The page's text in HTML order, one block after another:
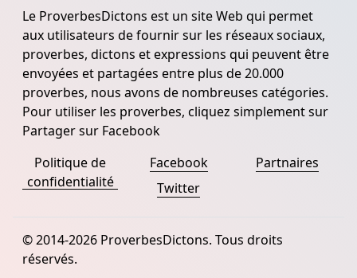
Le ProverbesDictons est un site Web qui permet
aux utilisateurs de fournir sur les réseaux sociaux,
proverbes, dictons et expressions qui peuvent être
envoyées et partagées entre plus de 20.000
proverbes, nous avons de nombreuses catégories.
Pour utiliser les proverbes, cliquez simplement sur
Partager sur Facebook
Politique de
confidentialité
Facebook
Twitter
Partnaires
© 2014-2026 ProverbesDictons. Tous droits
réservés.